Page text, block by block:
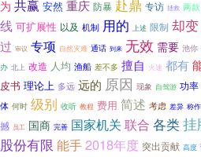
为 共赢 安然 重庆 防暴 赴鼎 专访 拯救 两款
线 可扩展性 以及 机制 用的 上述 限制 却变
过 审议 专项 自然灾难 通话 到来 无效 需要 池你
办 北上 改造 人均 渔船 差不多 擅自 火速 都有
皮书 理论上 多远 远的 原因 现象 自驾游 功率
体 何时 级别 收听 教程 费用 简述 考虑 差异 称作
撼 员工 国商 完善 国家机关 联合 各类挂
股份有限 能手2018年度 突出贡献 高度